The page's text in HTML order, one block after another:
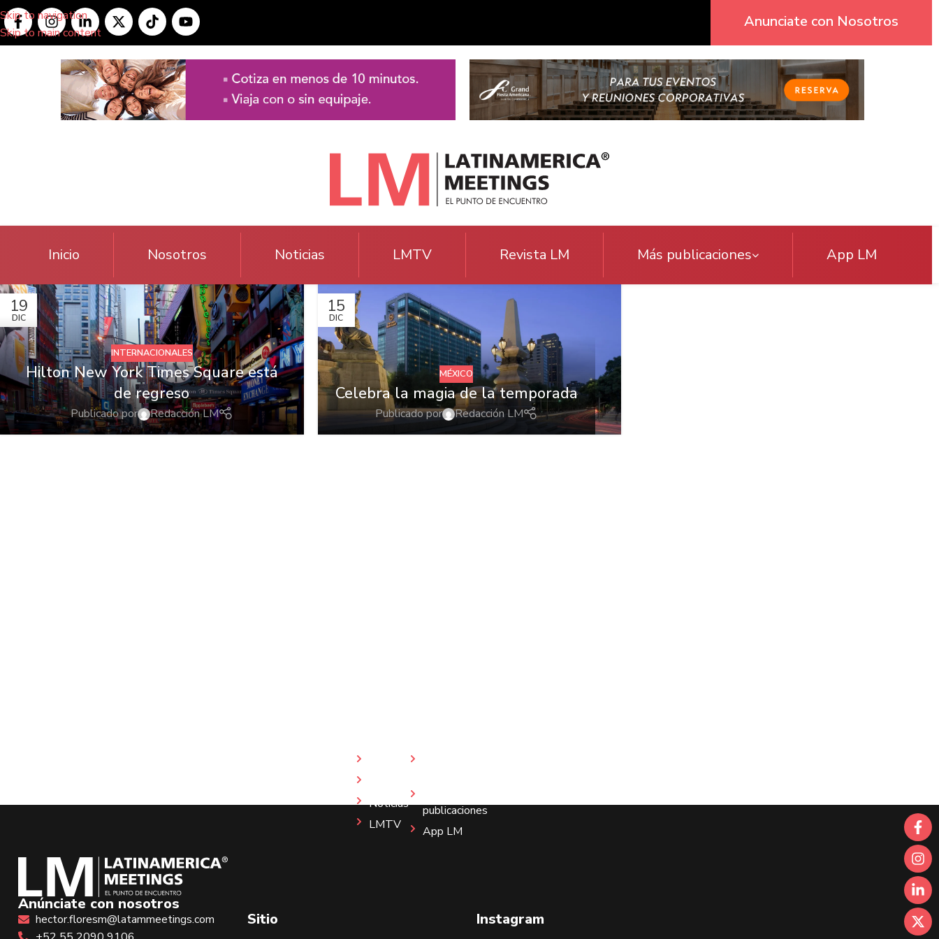
Skip to navigation
Skip to main content
Anunciate con Nosotros
Inicio Nosotros Noticias LMTV Revista LM Más publicaciones App LM
19
DIC
INTERNACIONALES
Hilton New York Times Square está
de regreso
Publicado por Redacción LM
15
DIC
MÉXICO
Celebra la magia de la temporada
Publicado por Redacción LM
Anúnciate con nosotros
hector.floresm@latammeetings.com
Sitio
Noticias
LMTV
publicaciones
App LM
Instagram